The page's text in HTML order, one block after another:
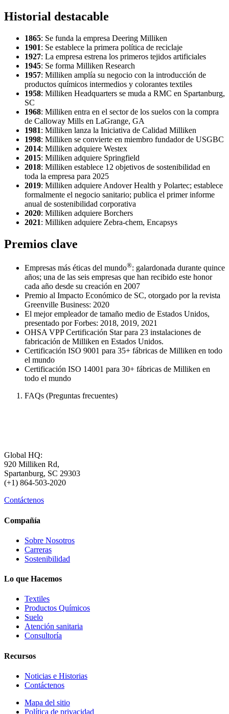
Historial destacable
1865: Se funda la empresa Deering Milliken
1901: Se establece la primera política de reciclaje
1927: La empresa estrena los primeros tejidos artificiales
1945: Se forma Milliken Research
1957: Milliken amplía su negocio con la introducción de
productos químicos intermedios y colorantes textiles
1958: Milliken Headquarters se muda a RMC en Spartanburg,
SC
1968: Milliken entra en el sector de los suelos con la compra
de Calloway Mills en LaGrange, GA
1981: Milliken lanza la Iniciativa de Calidad Milliken
1998: Milliken se convierte en miembro fundador de USGBC
2014: Milliken adquiere Westex
2015: Milliken adquiere Springfield
2018: Milliken establece 12 objetivos de sostenibilidad en
toda la empresa para 2025
2019: Milliken adquiere Andover Health y Polartec; establece
formalmente el negocio sanitario; publica el primer informe
anual de sostenibilidad corporativa
2020: Milliken adquiere Borchers
2021: Milliken adquiere Zebra-chem, Encapsys
Premios clave
Empresas más éticas del mundo®: galardonada durante quince
años; una de las seis empresas que han recibido este honor
cada año desde su creación en 2007
Premio al Impacto Económico de SC, otorgado por la revista
Greenville Business: 2020
El mejor empleador de tamaño medio de Estados Unidos,
presentado por Forbes: 2018, 2019, 2021
OHSA VPP Certificación Star para 23 instalaciones de
fabricación de Milliken en Estados Unidos.
Certificación ISO 9001 para 35+ fábricas de Milliken en todo
el mundo
Certificación ISO 14001 para 30+ fábricas de Milliken en
todo el mundo
FAQs (Preguntas frecuentes)
Global HQ:
920 Milliken Rd,
Spartanburg, SC 29303
(+1) 864-503-2020
Contáctenos
Compañía
Sobre Nosotros
Carreras
Sostenibilidad
Lo que Hacemos
Textiles
Productos Químicos
Suelo
Atención sanitaria
Consultoría
Recursos
Noticias e Historias
Contáctenos
Mapa del sitio
Política de privacidad